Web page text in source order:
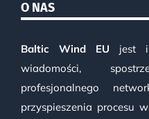
O NAS
Baltic Wind EU jest
wiadomości,
profesjonalnego
przyspieszenia procesu